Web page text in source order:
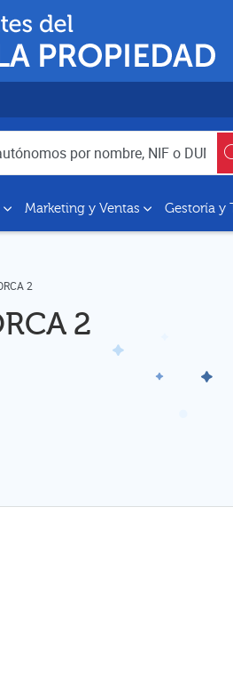
Marketing y Ventas Gestoría y
2
2